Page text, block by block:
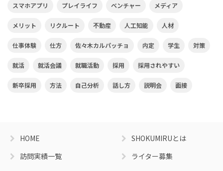
スマホアプリ プレイライフ ベンチャー メディア
メリット リクルート 不動産 人工知能 人材
仕事体験 仕方 佐々木カルパッチョ 内定 学生 対策
就活 就活会議 就職活動 採用 採用されやすい
新卒採用 方法 自己分析 話し方 説明会 面接
HOME
SHOKUMIRUとは
訪問実績一覧
ライター募集